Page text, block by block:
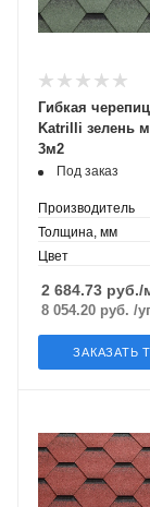
Гибкая
Katrilli зелень
3м2
Под заказ
Производитель
Толщина, мм
Цвет
2 684.73 руб./
8 054.20 руб. /
ЗАКАЗАТЬ